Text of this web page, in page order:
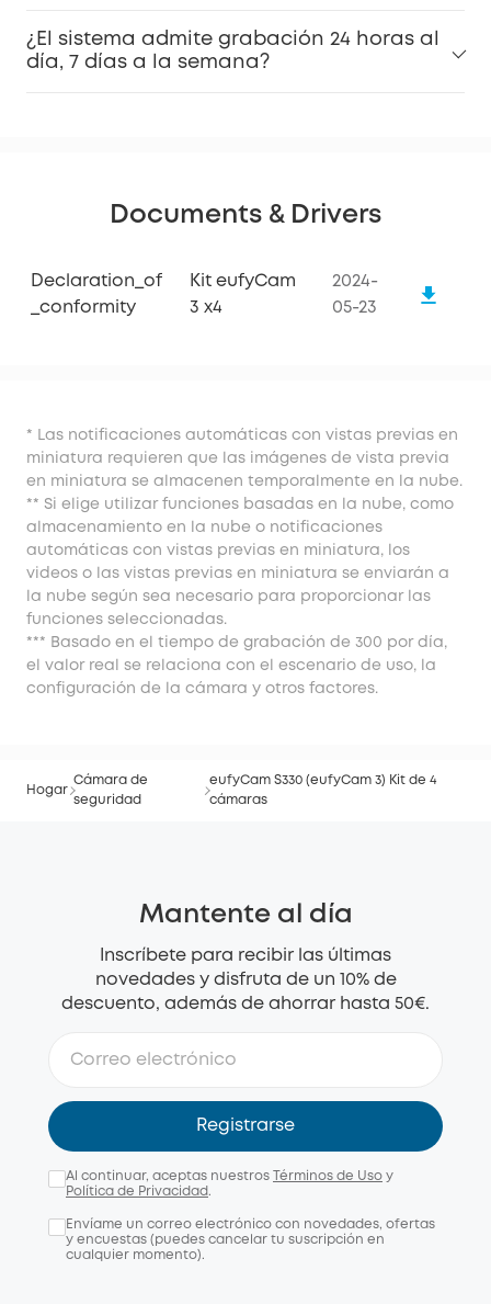
¿El sistema admite grabación 24 horas al
día, 7 días a la semana?
Documents & Drivers
Declaration_of
_conformity
Kit eufyCam
3 x4
2024-
05-23
* Las notificaciones automáticas con vistas previas en
miniatura requieren que las imágenes de vista previa
en miniatura se almacenen temporalmente en la nube.
** Si elige utilizar funciones basadas en la nube, como
almacenamiento en la nube o notificaciones
automáticas con vistas previas en miniatura, los
videos o las vistas previas en miniatura se enviarán a
la nube según sea necesario para proporcionar las
funciones seleccionadas.
*** Basado en el tiempo de grabación de 300 por día,
el valor real se relaciona con el escenario de uso, la
configuración de la cámara y otros factores.
Hogar
Cámara de
seguridad
eufyCam S330 (eufyCam 3) Kit de 4
cámaras
Mantente al día
Inscríbete para recibir las últimas
novedades y disfruta de un 10% de
descuento, además de ahorrar hasta 50€.
Registrarse
Al continuar, aceptas nuestros Términos de Uso y
Política de Privacidad.
Envíame un correo electrónico con novedades, ofertas
y encuestas (puedes cancelar tu suscripción en
cualquier momento).